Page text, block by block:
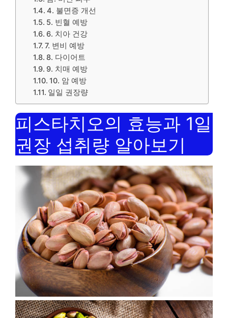
4. 불면증 개선
5. 빈혈 예방
6. 치아 건강
7. 변비 예방
8. 다이어트
9. 치매 예방
10. 암 예방
일일 권장량
피스타치오의 효능과 1일
권장 섭취량 알아보기